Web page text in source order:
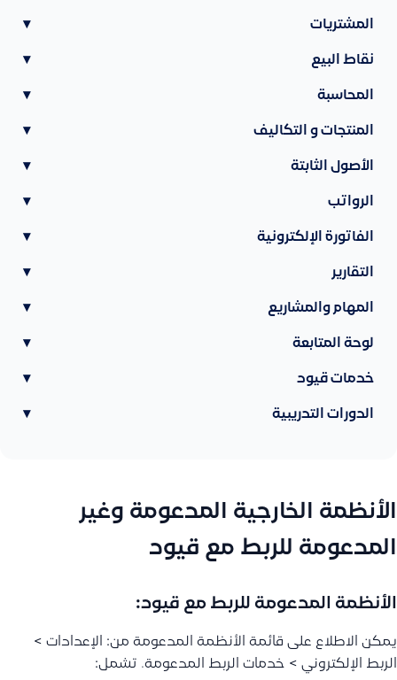
المشتريات ▾
نقاط البيع ▾
المحاسبة ▾
المنتجات و التكاليف ▾
الأصول الثابتة ▾
الرواتب ▾
الفاتورة الإلكترونية ▾
التقارير ▾
المهام والمشاريع ▾
لوحة المتابعة ▾
خدمات قيود ▾
الدورات التدريبية ▾
الأنظمة الخارجية المدعومة وغير
المدعومة للربط مع قيود
الأنظمة المدعومة للربط مع قيود:
يمكن الاطلاع على قائمة الأنظمة المدعومة من: الإعدادات >
الربط الإلكتروني > خدمات الربط المدعومة. تشمل: